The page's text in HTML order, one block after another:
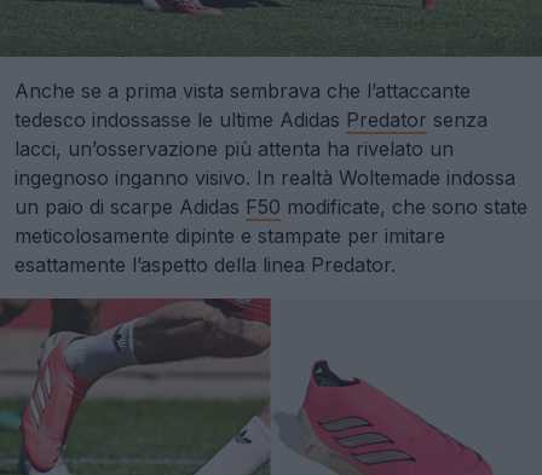
Anche se a prima vista sembrava che l’attaccante
tedesco indossasse le ultime Adidas Predator senza
lacci, un’osservazione più attenta ha rivelato un
ingegnoso inganno visivo. In realtà Woltemade indossa
un paio di scarpe Adidas F50 modificate, che sono state
meticolosamente dipinte e stampate per imitare
esattamente l’aspetto della linea Predator.